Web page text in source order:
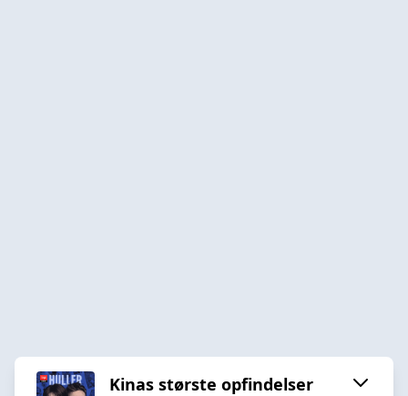
Kinas største opfindelser